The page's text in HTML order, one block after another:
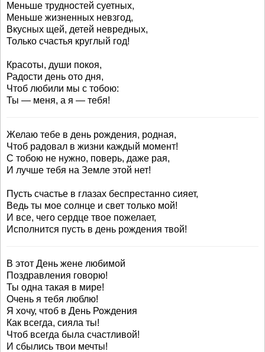
Меньше трудностей суетных,
Меньше жизненных невзгод,
Вкусных щей, детей невредных,
Только счастья круглый год!
Красоты, души покоя,
Радости день ото дня,
Чтоб любили мы с тобою:
Ты — меня, а я — тебя!
Желаю тебе в день рождения, родная,
Чтоб радовал в жизни каждый момент!
С тобою не нужно, поверь, даже рая,
И лучше тебя на Земле этой нет!
Пусть счастье в глазах беспрестанно сияет,
Ведь ты мое солнце и свет только мой!
И все, чего сердце твое пожелает,
Исполнится пусть в день рождения твой!
В этот День жене любимой
Поздравления говорю!
Ты одна такая в мире!
Очень я тебя люблю!
Я хочу, чтоб в День Рождения
Как всегда, сияла ты!
Чтоб всегда была счастливой!
И сбылись твои мечты!